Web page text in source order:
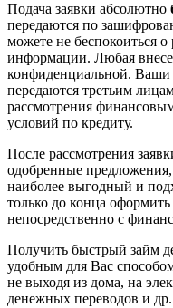
Подача заявки абсолютно
передаются по
можете не беспокоиться
информации. Любая
конфиденциальной. Ваши
передаются третьим
рассмотрения
условий по кредиту.
После рассмотрения
одобренные
наиболее выгодный и
только до конца
непосредственно с
Получить быстрый займ
удобным для Вас
не выходя из дома, на
денежных переводов и др.